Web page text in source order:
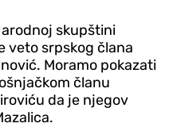
skupštini
veto srpskog člana
Moramo pokazati
članu
da je njegov